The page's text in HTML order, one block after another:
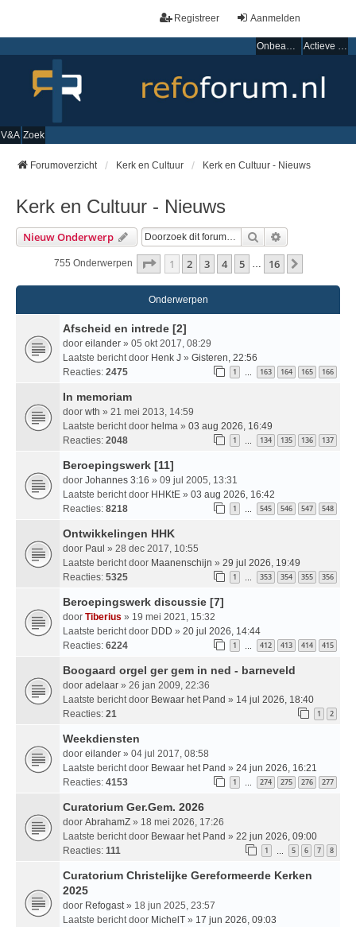
Aanmelden
Registreer
Onbeantwoorde onderwerpen Actieve onderwerpen
V&A Zoek
Forumoverzicht Kerk en Cultuur Kerk en Cultuur - Nieuws
Kerk en Cultuur - Nieuws
Nieuw Onderwerp Zoek
755 Onderwerpen Pagina Van16
1 2 3 4 5 16
Onderwerpen
Afscheid en intrede [2]
door eilander » 05 okt 2017, 08:29
Laatste bericht door Henk J » Gisteren, 22:56
Reacties: 2475 1 … 163 164 165 166
In memoriam
door wth » 21 mei 2013, 14:59
Laatste bericht door helma » 03 aug 2026, 16:49
Reacties: 2048 1 … 134 135 136 137
Beroepingswerk [11]
door Johannes 3:16 » 09 jul 2005, 13:31
Laatste bericht door HHKtE » 03 aug 2026, 16:42
Reacties: 8218 1 … 545 546 547 548
Ontwikkelingen HHK
door Paul » 28 dec 2017, 10:55
Laatste bericht door Maanenschijn » 29 jul 2026, 19:49
Reacties: 5325 1 … 353 354 355 356
Beroepingswerk discussie [7]
door Tiberius » 19 mei 2021, 15:32
Laatste bericht door DDD » 20 jul 2026, 14:44
Reacties: 6224 1 … 412 413 414 415
Boogaard orgel ger gem in ned - barneveld
door adelaar » 26 jan 2009, 22:36
Laatste bericht door Bewaar het Pand » 14 jul 2026, 18:40
Reacties: 21 1 2
Weekdiensten
door eilander » 04 jul 2017, 08:58
Laatste bericht door Bewaar het Pand » 24 jun 2026, 16:21
Reacties: 4153 1 … 274 275 276 277
Curatorium Ger.Gem. 2026
door AbrahamZ » 18 mei 2026, 17:26
Laatste bericht door Bewaar het Pand » 22 jun 2026, 09:00
Reacties: 111 1 … 5 6 7 8
Curatorium Christelijke Gereformeerde Kerken
2025
door Refogast » 18 jun 2025, 23:57
Laatste bericht door MichelT » 17 jun 2026, 09:03